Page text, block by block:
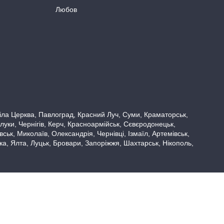
Любов
Церква, Павлоград, Красний Луч, Суми, Краматорськ,
Чернігів, Керч, Красноармійськ, Сєвєродонецьк,
Миколаїв, Олександрія, Чернівці, Ізмаїл, Артемівськ,
Ялта, Луцьк, Бровари, Запоріжжя, Шахтарськ, Нікополь,